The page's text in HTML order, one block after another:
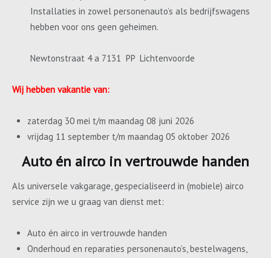
Installaties in zowel personenauto’s als bedrijfswagens
hebben voor ons geen geheimen.
Newtonstraat 4 a 7131 PP Lichtenvoorde
Wij hebben vakantie van:
zaterdag 30 mei t/m maandag 08 juni 2026
vrijdag 11 september t/m maandag 05 oktober 2026
Auto én airco in vertrouwde handen
Als universele vakgarage, gespecialiseerd in (mobiele) airco
service zijn we u graag van dienst met:
Auto én airco in vertrouwde handen
Onderhoud en reparaties personenauto’s, bestelwagens,